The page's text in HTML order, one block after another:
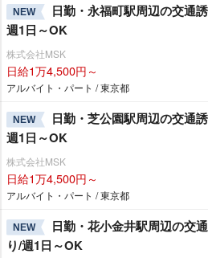
NEW
日勤・永福町駅周辺の交通
週1日～OK
株式会社MSK
日給1万4,500円～
アルバイト・パート / 東京都
NEW
日勤・芝公園駅周辺の交通
週1日～OK
株式会社MSK
日給1万4,500円～
アルバイト・パート / 東京都
NEW
日勤・花小金井駅周辺の交
り/週1日～OK